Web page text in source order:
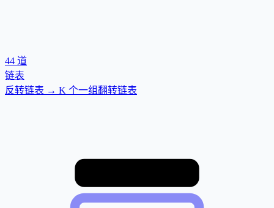
44 道
链表
反转链表 → K 个一组翻转链表